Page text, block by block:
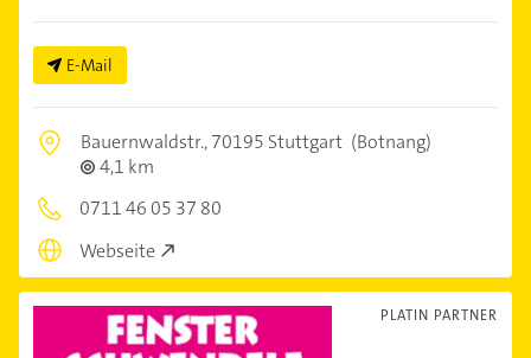
E-Mail
Bauernwaldstr.,70195 Stuttgart (Botnang)
4,1 km
0711 46 05 37 80
Webseite
PLATIN PARTNER